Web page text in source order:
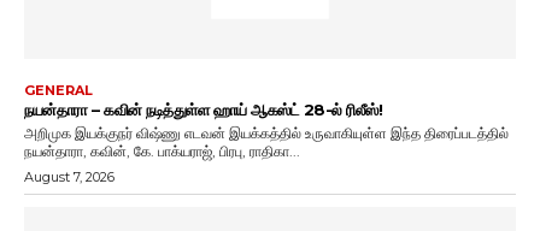
GENERAL
நயன்தாரா – கவின் நடித்துள்ள ஹாய் ஆகஸ்ட் 28-ல் ரிலீஸ்!
அறிமுக இயக்குநர் விஷ்ணு எடவன் இயக்கத்தில் உருவாகியுள்ள இந்த திரைப்படத்தில்
நயன்தாரா, கவின், கே. பாக்யராஜ், பிரபு, ராதிகா...
August 7, 2026